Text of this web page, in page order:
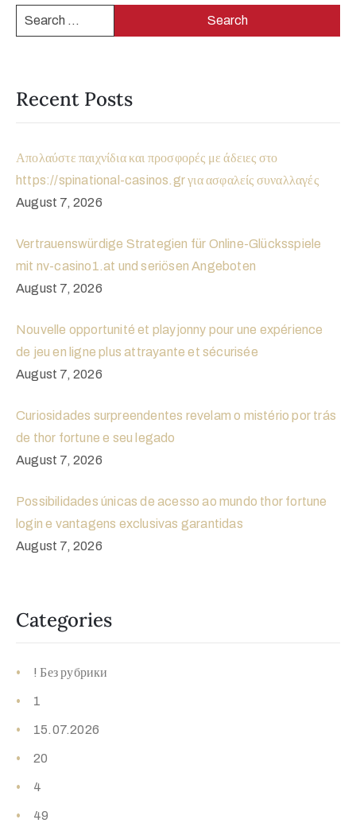
Recent Posts
Απολαύστε παιχνίδια και προσφορές με άδειες στο
https://spinational-casinos.gr για ασφαλείς συναλλαγές
August 7, 2026
Vertrauenswürdige Strategien für Online-Glücksspiele
mit nv-casino1.at und seriösen Angeboten
August 7, 2026
Nouvelle opportunité et playjonny pour une expérience
de jeu en ligne plus attrayante et sécurisée
August 7, 2026
Curiosidades surpreendentes revelam o mistério por trás
de thor fortune e seu legado
August 7, 2026
Possibilidades únicas de acesso ao mundo thor fortune
login e vantagens exclusivas garantidas
August 7, 2026
Categories
! Без рубрики
1
15.07.2026
20
4
49